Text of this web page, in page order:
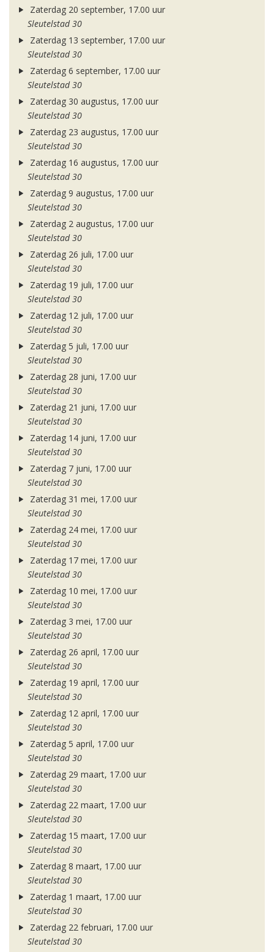
Zaterdag 20 september, 17.00 uur
Sleutelstad 30
Zaterdag 13 september, 17.00 uur
Sleutelstad 30
Zaterdag 6 september, 17.00 uur
Sleutelstad 30
Zaterdag 30 augustus, 17.00 uur
Sleutelstad 30
Zaterdag 23 augustus, 17.00 uur
Sleutelstad 30
Zaterdag 16 augustus, 17.00 uur
Sleutelstad 30
Zaterdag 9 augustus, 17.00 uur
Sleutelstad 30
Zaterdag 2 augustus, 17.00 uur
Sleutelstad 30
Zaterdag 26 juli, 17.00 uur
Sleutelstad 30
Zaterdag 19 juli, 17.00 uur
Sleutelstad 30
Zaterdag 12 juli, 17.00 uur
Sleutelstad 30
Zaterdag 5 juli, 17.00 uur
Sleutelstad 30
Zaterdag 28 juni, 17.00 uur
Sleutelstad 30
Zaterdag 21 juni, 17.00 uur
Sleutelstad 30
Zaterdag 14 juni, 17.00 uur
Sleutelstad 30
Zaterdag 7 juni, 17.00 uur
Sleutelstad 30
Zaterdag 31 mei, 17.00 uur
Sleutelstad 30
Zaterdag 24 mei, 17.00 uur
Sleutelstad 30
Zaterdag 17 mei, 17.00 uur
Sleutelstad 30
Zaterdag 10 mei, 17.00 uur
Sleutelstad 30
Zaterdag 3 mei, 17.00 uur
Sleutelstad 30
Zaterdag 26 april, 17.00 uur
Sleutelstad 30
Zaterdag 19 april, 17.00 uur
Sleutelstad 30
Zaterdag 12 april, 17.00 uur
Sleutelstad 30
Zaterdag 5 april, 17.00 uur
Sleutelstad 30
Zaterdag 29 maart, 17.00 uur
Sleutelstad 30
Zaterdag 22 maart, 17.00 uur
Sleutelstad 30
Zaterdag 15 maart, 17.00 uur
Sleutelstad 30
Zaterdag 8 maart, 17.00 uur
Sleutelstad 30
Zaterdag 1 maart, 17.00 uur
Sleutelstad 30
Zaterdag 22 februari, 17.00 uur
Sleutelstad 30